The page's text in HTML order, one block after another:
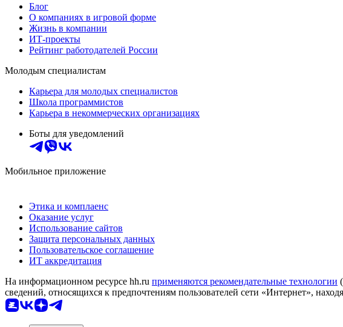
Блог
О компаниях в игровой форме
Жизнь в компании
ИТ-проекты
Рейтинг работодателей России
Молодым специалистам
Карьера для молодых специалистов
Школа программистов
Карьера в некоммерческих организациях
Боты для уведомлений
Мобильное приложение
Этика и комплаенс
Оказание услуг
Использование сайтов
Защита персональных данных
Пользовательское соглашение
ИТ аккредитация
На информационном ресурсе hh.ru применяются рекомендательные технологии
сведений, относящихся к предпочтениям пользователей сети «Интернет»,